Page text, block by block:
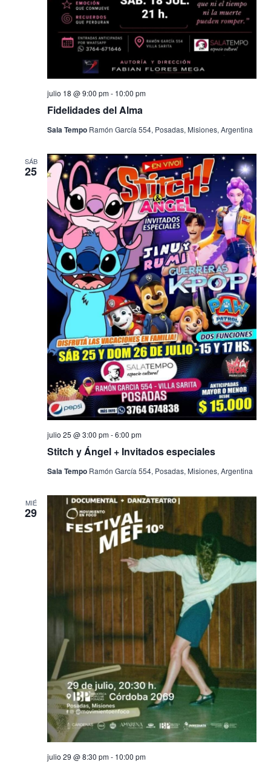
Fidelidades del Alma
julio 18 @ 9:00 pm- 10:00 pm
Sala Tempo Ramón García 554, Posadas, Misiones, Argentina
SÁB
25
Stitch y Ángel + Invitados especiales
julio 25 @ 3:00 pm-6:00 pm
Sala Tempo Ramón García 554, Posadas, Misiones, Argentina
MIÉ
29
julio 29 @ 8:30 pm- 10:00 pm